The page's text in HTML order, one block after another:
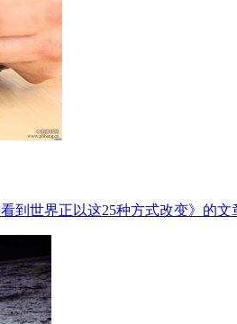
到世界正以这25种方式改变》的文